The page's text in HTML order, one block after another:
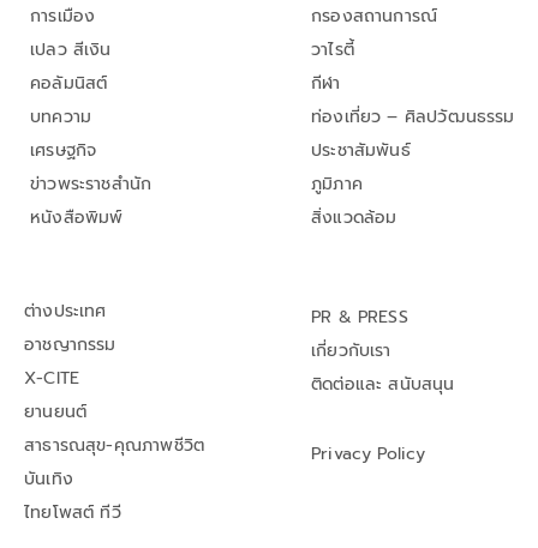
การเมือง
เปลว สีเงิน
คอลัมนิสต์
บทความ
เศรษฐกิจ
ข่าวพระราชสำนัก
หนังสือพิมพ์
กรองสถานการณ์
วาไรตี้
กีฬา
ท่องเที่ยว – ศิลปวัฒนธรรม
ประชาสัมพันธ์
ภูมิภาค
สิ่งแวดล้อม
ต่างประเทศ
อาชญากรรม
X-CITE
ยานยนต์
สาธารณสุข-คุณภาพชีวิต
บันเทิง
ไทยโพสต์ ทีวี
PR & PRESS
เกี่ยวกับเรา
ติดต่อและ สนับสนุน
Privacy Policy